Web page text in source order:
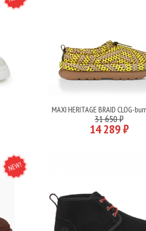
Подробнее
MAXI HERITAGE BRAID CLOG-
31 650 ₽
14 289 ₽
NEW